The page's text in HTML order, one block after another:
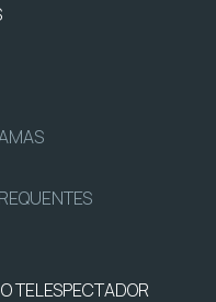
TELESPECTADOR